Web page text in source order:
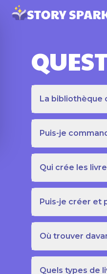
La bibliothèque
Puis-je
Qui crée les
Puis-je créer et
Où trouver
Quels types de